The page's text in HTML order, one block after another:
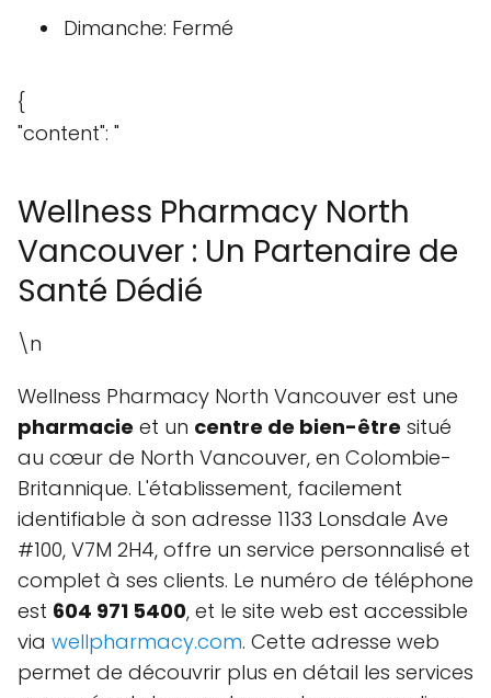
Dimanche: Fermé
{
"content": "
Wellness Pharmacy North
Vancouver : Un Partenaire de
Santé Dédié
\n
Wellness Pharmacy North Vancouver est une
pharmacie et un centre de bien-être situé
au cœur de North Vancouver, en Colombie-
Britannique. L'établissement, facilement
identifiable à son adresse 1133 Lonsdale Ave
#100, V7M 2H4, offre un service personnalisé et
complet à ses clients. Le numéro de téléphone
est 604 971 5400, et le site web est accessible
via wellpharmacy.com. Cette adresse web
permet de découvrir plus en détail les services